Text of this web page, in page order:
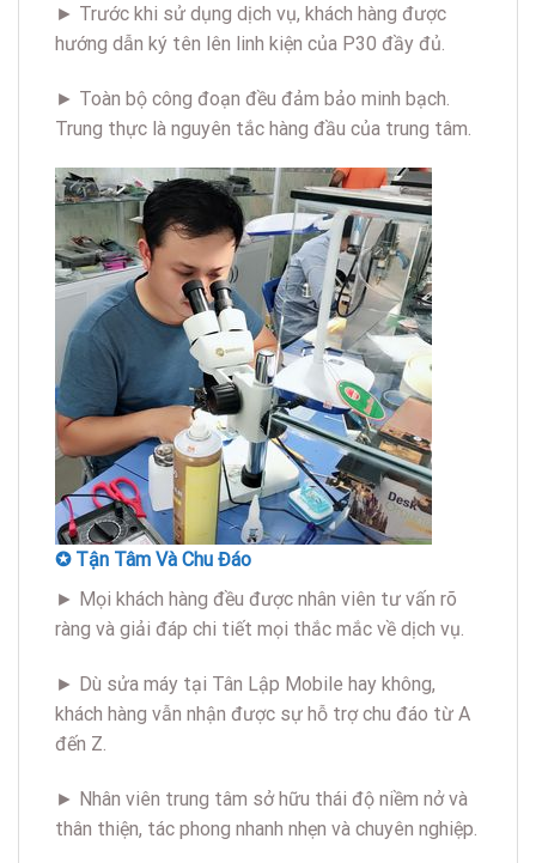
► Trước khi sử dụng dịch vụ, khách hàng được
hướng dẫn ký tên lên linh kiện của P30 đầy đủ.
► Toàn bộ công đoạn đều đảm bảo minh bạch.
Trung thực là nguyên tắc hàng đầu của trung tâm.
✪ Tận Tâm Và Chu Đáo
► Mọi khách hàng đều được nhân viên tư vấn rõ
ràng và giải đáp chi tiết mọi thắc mắc về dịch vụ.
► Dù sửa máy tại Tân Lập Mobile hay không,
khách hàng vẫn nhận được sự hỗ trợ chu đáo từ A
đến Z.
► Nhân viên trung tâm sở hữu thái độ niềm nở và
thân thiện, tác phong nhanh nhẹn và chuyên nghiệp.